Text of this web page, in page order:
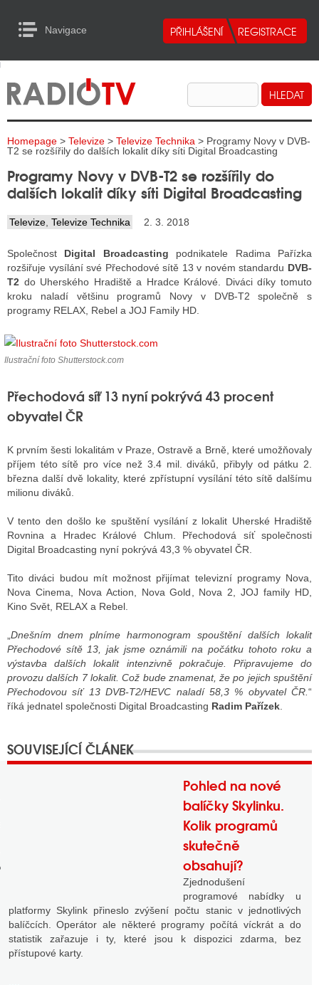
Navigace
RADIA
TELEVIZE
INTERNET
TISK
RADIA
RÁDIÍ
RÁDIÍ
VYSÍLAČE
TELEVIZE
TELEVIZÍ
VYSÍLAČE
INTERNET
STRÁNKY RÁDIÍ
STRÁNKY TV
TISK
STÁT BLOGEREM
BLOGERA
to Content
Homepage > Televize > Televize Technika > Programy Novy v DVB-
T2 se rozšířily do dalších lokalit díky síti Digital Broadcasting
Programy Novy v DVB-T2 se rozšířily do
dalších lokalit díky síti Digital Broadcasting
Televize Televize Technika 2. 3. 2018
Společnost Digital Broadcasting podnikatele Radima Pařízka
rozšiřuje vysílání své Přechodové sítě 13 v novém standardu DVB-
T2 do Uherského Hradiště a Hradce Králové. Diváci díky tomuto
kroku naladí většinu programů Novy v DVB-T2 společně s
programy RELAX, Rebel a JOJ Family HD.
Ilustrační foto Shutterstock.com
Přechodová síť 13 nyní pokrývá 43 procent
obyvatel ČR
K prvním šesti lokalitám v Praze, Ostravě a Brně, které umožňovaly
příjem této sítě pro více než 3.4 mil. diváků, přibyly od pátku 2.
března další dvě lokality, které zpřístupní vysílání této sítě dalšímu
milionu diváků.
V tento den došlo ke spuštění vysílání z lokalit Uherské Hradiště
Rovnina a Hradec Králové Chlum. Přechodová síť společnosti
Digital Broadcasting nyní pokrývá 43,3 % obyvatel ČR.
Tito diváci budou mít možnost přijímat televizní programy Nova,
Nova Cinema, Nova Action, Nova Gold, Nova 2, JOJ family HD,
Kino Svět, RELAX a Rebel.
Dnešním dnem plníme harmonogram spouštění dalších lokalit
Přechodové sítě 13, jak jsme oznámili na počátku tohoto roku a
výstavba dalších lokalit intenzivně pokračuje. Připravujeme do
provozu dalších 7 lokalit. Což bude znamenat, že po jejich spuštění
Přechodovou síť 13 DVB-T2/HEVC naladí 58,3 % obyvatel ČR. “
říká jednatel společnosti Digital Broadcasting Radim Pařízek
Pohled na nové
balíčky Skylinku.
Kolik programů
skutečně
obsahují?
Zjednodušení
programové nabídky u
platformy Skylink přineslo zvýšení počtu stanic v jednotlivých
balíčcích. Operátor ale některé programy počítá víckrát a do
statistik zařazuje i ty, které jsou k dispozici zdarma, bez
přístupové karty.